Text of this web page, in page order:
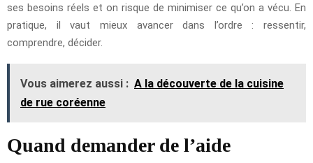
ses besoins réels et on risque de minimiser ce qu’on a vécu. En
pratique, il vaut mieux avancer dans l’ordre : ressentir,
comprendre, décider.
Vous aimerez aussi : A la découverte de la cuisine
de rue coréenne
Quand demander de l’aide